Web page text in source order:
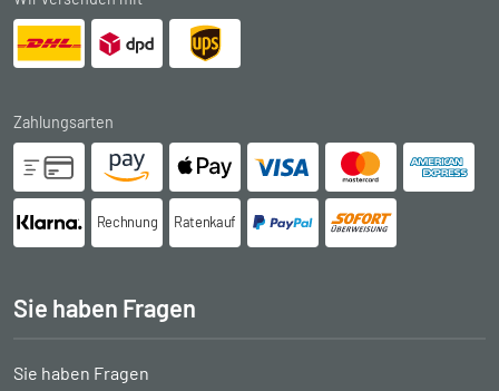
Zahlungsarten
Rechnung Ratenkauf
Sie haben Fragen
Sie haben Fragen